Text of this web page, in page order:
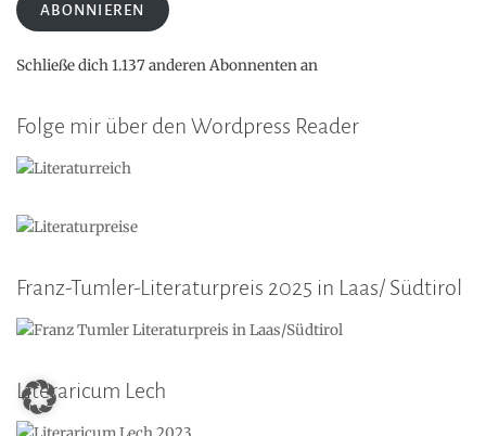
ABONNIEREN
Schließe dich 1.137 anderen Abonnenten an
Folge mir über den Wordpress Reader
Franz-Tumler-Literaturpreis 2025 in Laas/ Südtirol
Literaricum Lech